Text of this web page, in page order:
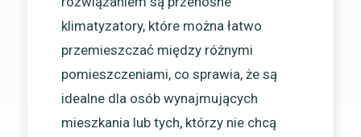
klimatyzatory, które można łatwo
przemieszczać między różnymi
pomieszczeniami, co sprawia, że są
idealne dla osób wynajmujących
mieszkania lub tych, którzy nie chcą